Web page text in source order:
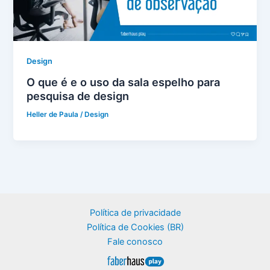
Design
O que é e o uso da sala espelho para
pesquisa de design
Heller de Paula/ Design
Política de privacidade
Política de Cookies (BR)
Fale conosco